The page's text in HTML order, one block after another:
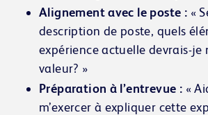
Alignement avec le poste : «
description de poste, quels
expérience actuelle devrais-je
valeur? »
Préparation à l’entrevue : «
m’exercer à expliquer cette